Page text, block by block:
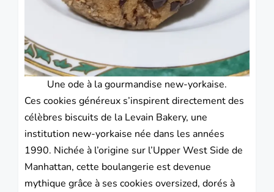
Une ode à la gourmandise new-yorkaise.
Ces cookies généreux s’inspirent directement des
célèbres biscuits de la Levain Bakery, une
institution new-yorkaise née dans les années
1990. Nichée à l’origine sur l’Upper West Side de
Manhattan, cette boulangerie est devenue
mythique grâce à ses cookies oversized, dorés à